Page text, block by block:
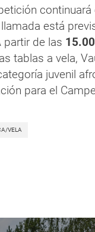
está
partir de las
tablas a vela,
juvenil
para el
VELA